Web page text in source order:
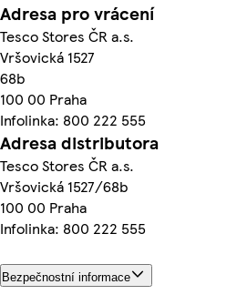
Adresa pro vrácení
Tesco Stores ČR a.s.
Vršovická 1527
68b
100 00 Praha
Infolinka: 800 222 555
Adresa distributora
Tesco Stores ČR a.s.
Vršovická 1527/68b
100 00 Praha
Infolinka: 800 222 555
Bezpečnostní informace